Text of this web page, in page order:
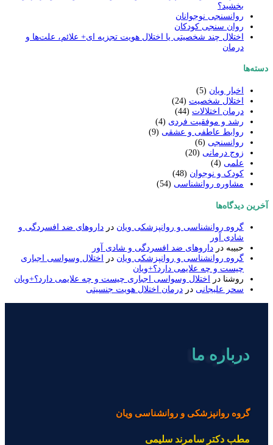
بخشید؟
روانسنجی نوجوانان
روان‌ سنجی کودکان
اختلال چند شخصیتی یا اختلال هویت تجزیه ای+ علائم، علت‌ها و
درمان
دسته‌ها
اخبار ویان (5)
اختلال شخصیت (24)
درمان اختلالات (44)
رشد و موفقیت فردی (4)
روابط عاطفی و عشقی (9)
روانسنجی (6)
زوج درمانی (20)
علمی (4)
کودک و نوجوان (48)
مشاوره روانشناسی (54)
آخرین دیدگاه‌ها
گروه روانشناسی و روانپزشکی ویان در داروهای ضد افسردگی و
شادی آور
حبیبه در داروهای ضد افسردگی و شادی آور
گروه روانشناسی و روانپزشکی ویان در
اختلال وسواسی اجباری
چیست و چه علایمی دارد؟+ویان
روشنا در
اختلال وسواسی اجباری چیست و چه علایمی دارد؟+ویان
سحر علیجانی در درمان اختلال هویت جنسیتی
درباره ما
گروه روانپزشکی و روانشناسی ویان
مطب دکتر سامرند سلیمی